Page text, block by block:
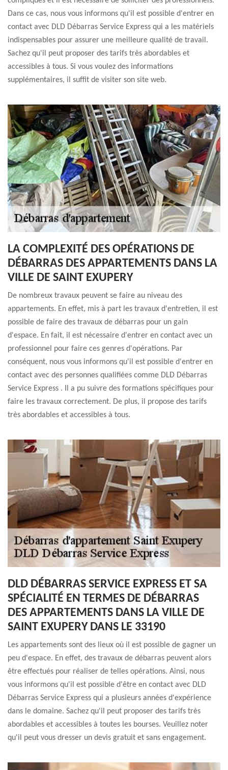
Dans ce cas, nous vous informons qu'il est possible d'entrer en
contact avec DLD Débarras Service Express qui a les matériels
indispensables pour assurer une meilleure qualité de travail.
Sachez qu'il peut proposer des tarifs très abordables et
accessibles à tous. Si vous voulez des informations
supplémentaires, il suffit de visiter son site web.
LA COMPLEXITÉ DES OPÉRATIONS DE
DÉBARRAS DES APPARTEMENTS DANS LA
VILLE DE SAINT EXUPERY
De nombreux travaux peuvent se faire au niveau des
appartements. En effet, mis à part les travaux d'entretien, il est
possible de faire des travaux de débarras pour un gain
d'espace. En fait, il est nécessaire d'entrer en contact avec un
professionnel pour faire ces genres d'opérations. Par
conséquent, nous vous informons qu'il est possible d'entrer en
contact avec des personnes qualifiées comme DLD Débarras
Service Express . Il a pu suivre des formations spécifiques pour
faire les travaux correctement. De plus, il propose des tarifs
très abordables et accessibles à tous.
DLD DÉBARRAS SERVICE EXPRESS ET SA
SPÉCIALITÉ EN TERMES DE DÉBARRAS
DES APPARTEMENTS DANS LA VILLE DE
SAINT EXUPERY DANS LE 33190
Les appartements sont des lieux où il est possible de gagner un
peu d'espace. En effet, des travaux de débarras peuvent alors
être effectués pour réaliser de telles opérations. Ainsi, nous
vous informons qu'il est possible d'être en contact avec DLD
Débarras Service Express qui a plusieurs années d'expérience
dans le domaine. Sachez qu'il peut proposer des tarifs très
abordables et accessibles à toutes les bourses. Veuillez noter
qu'il peut vous dresser un devis gratuit et sans engagement.